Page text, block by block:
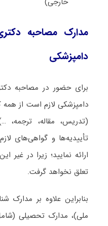
مدارک مصاحبه
دامپزشکی
برای حضور در مصاحبه
دامپزشکی لازم است از همه
(تدریس، مقاله،
تأییدیه‌ها و گواهی‌های
ارائه نمایید؛ زیرا در غیر
تعلق نخواهد گرفت.
بنابراین علاوه بر مدارک
ملی)، مدارک تحصیلی